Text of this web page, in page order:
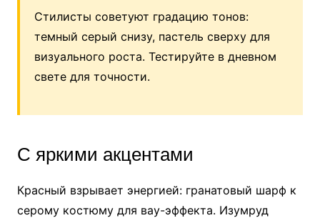
Стилисты советуют градацию тонов:
темный серый снизу, пастель сверху для
визуального роста. Тестируйте в дневном
свете для точности.
С яркими акцентами
Красный взрывает энергией: гранатовый шарф к
серому костюму для вау-эффекта. Изумруд